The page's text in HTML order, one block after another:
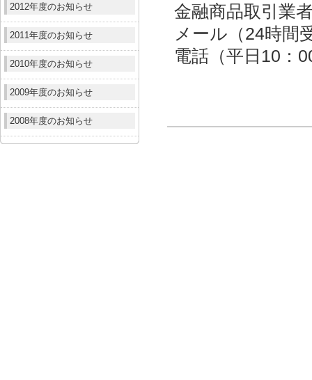
2012年度のお知らせ
2011年度のお知らせ
2010年度のお知らせ
2009年度のお知らせ
2008年度のお知らせ
金融商品取引業
メール（24時間
電話（平日10：